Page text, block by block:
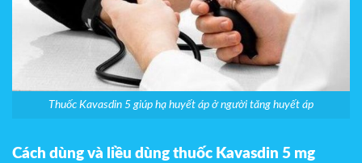
Thuốc Kavasdin 5 giúp hạ huyết áp ở người tăng huyết áp
Cách dùng và liều dùng thuốc Kavasdin 5 mg